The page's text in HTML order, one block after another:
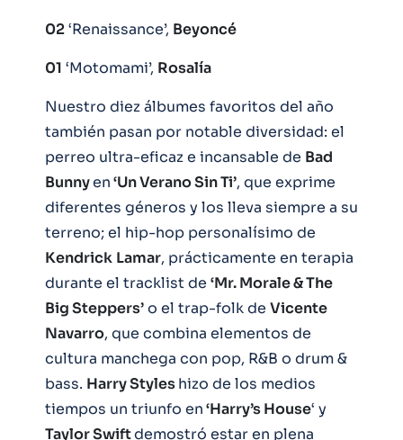
02‘Renaissance’, Beyoncé
01 ‘Motomami’, Rosalía
Nuestro diez álbumes favoritos del año
también pasan por notable diversidad: el
perreo ultra-eficaz e incansable de Bad
Bunnyen‘Un Verano Sin Ti’, que exprime
diferentes géneros y los lleva siempre a su
terreno; el hip-hop personalísimo de
Kendrick Lamar, prácticamente en terapia
durante el tracklist de ‘Mr. Morale & The
Big Steppers’o el trap-folk de Vicente
Navarro, que combina elementos de
cultura manchega con pop, R&B o drum &
bass. Harry Styleshizo de los medios
tiempos un triunfo en‘Harry’s House‘ y
Taylor Swiftdemostró estar en plena